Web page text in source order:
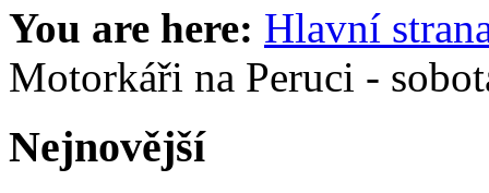
You are here: Hlavní
Motorkáři na Peruci -
Nejnovější